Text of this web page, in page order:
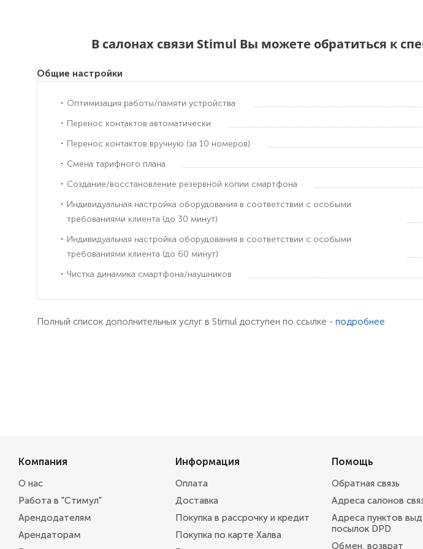
В салонах связи Stimul Вы можете обратиться к
Общие настройки
Оптимизация работы/памяти устройства
Перенос контактов автоматически
Перенос контактов вручную (за 10 номеров)
Смена тарифного плана
Создание/восстановление резервной копии смартфона
Индивидуальная настройка оборудования в соответствии с особыми
требованиями клиента (до 30 минут)
Индивидуальная настройка оборудования в соответствии с особыми
требованиями клиента (до 60 минут)
Чистка динамика смартфона/наушников
Полный список дополнительных услуг в Stimul доступен по ссылке - подробнее
Компания
О нас
Работа в "Стимул"
Арендодателям
Арендаторам
Информация
Оплата
Доставка
Покупка в рассрочку и кредит
Покупка по карте Халва
Помощь
Обратная связь
Адреса салонов
Адреса пунктов
посылок DPD
Обмен, возврат